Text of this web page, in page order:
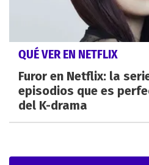
QUÉ VER EN NETFLIX
Furor en Netflix: la
episodios que es
del K-drama